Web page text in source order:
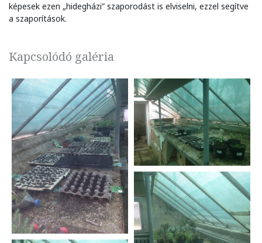
képesek ezen „hidegházi” szaporodást is elviselni, ezzel segítve
a szaporítások.
Kapcsolódó galéria